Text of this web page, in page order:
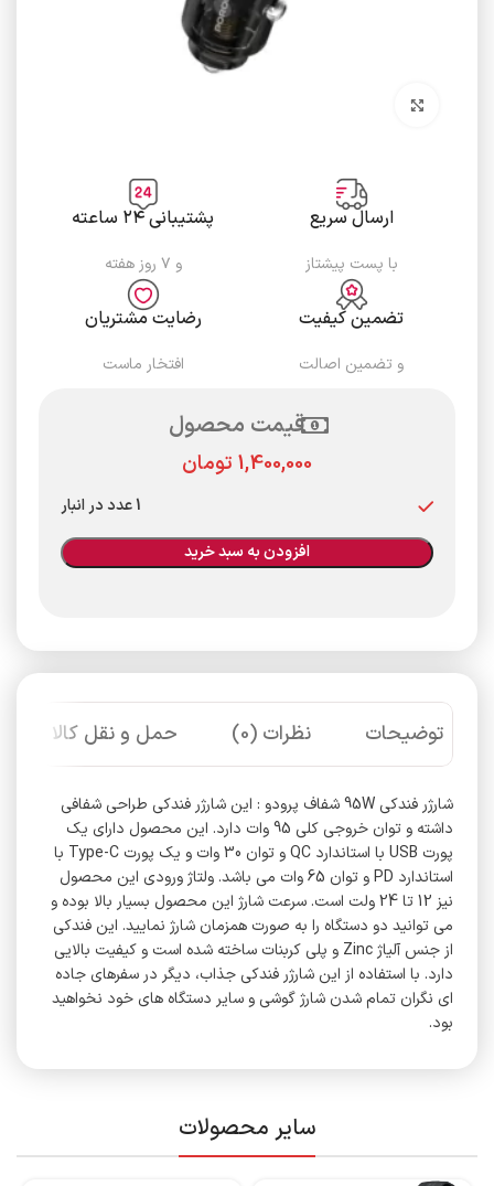
ارسال سریع
با پست پیشتاز
پشتیبانی ۲۴ ساعته
و ۷ روز هفته
تضمین کیفیت
و تضمین اصالت
رضایت مشتریان
افتخار ماست
قیمت محصول
تومان
1 عدد در انبار
افزودن به سبد خرید
توضیحات نظرات (0) حمل و نقل کالا
شارژر فندکی 95W شفاف پرودو : این شارژر فندکی طراحی شفافی
داشته و توان خروجی کلی 95 وات دارد. این محصول دارای یک
پورت USB با استاندارد QC و توان 30 وات و یک پورت Type-C با
استاندارد PD و توان 65 وات می باشد. ولتاژ ورودی این محصول
نیز 12 تا 24 ولت است. سرعت شارژ این محصول بسیار بالا بوده و
می توانید دو دستگاه را به صورت همزمان شارژ نمایید. این فندکی
از جنس آلیاژ Zinc و پلی کربنات ساخته شده است و کیفیت بالایی
دارد. با استفاده از این شارژر فندکی جذاب، دیگر در سفرهای جاده
ای نگران تمام شدن شارژ گوشی و سایر دستگاه های خود نخواهید
بود.
سایر محصولات